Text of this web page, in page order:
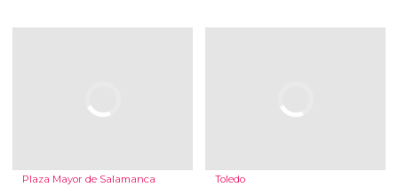
Plaza Mayor de Salamanca Toledo